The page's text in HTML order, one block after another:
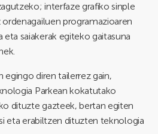
interfaze grafiko sinple
programazioaren
saiakerak egiteko gaitasuna
egingo diren tailerrez gain,
Parkean kokatutako
dituzte gazteek, bertan egiten
eta erabiltzen dituzten teknologia